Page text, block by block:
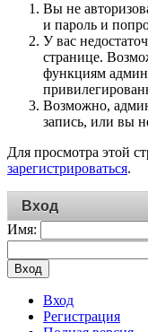
Вы не
и пароль и
У вас
странице.
функциям
Возможно,
запись, или вы
Для просмотра этой
зарегистрироваться.
Вход
Имя:
Вход
Вход
Регистрация